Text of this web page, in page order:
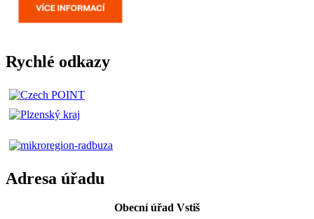
Rychlé odkazy
Adresa úřadu
Obecní úřad Vstiš